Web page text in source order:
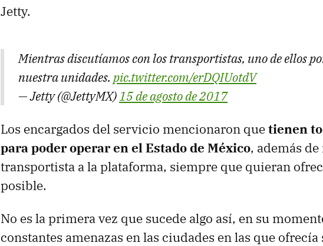
Jetty.
Mientras discutíamos con los transportistas, uno de ellos
nuestra unidades. pic.twitter.com/erDQIUotdV
— Jetty (@JettyMX)15 de agosto de 2017
Los encargados del servicio mencionaron quetienen
para poder operar en el Estado de México, además
transportista a la plataforma, siempre que quieran
posible.
No es la primera vez que sucede algo así, en su
constantes amenazas en las ciudades en las que